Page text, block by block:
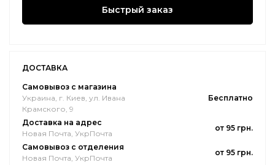
Быстрый заказ
ДОСТАВКА
Самовывоз с магазина
Украина, г. Киев, ул. Ивана
Крамского, 9
Бесплатно
Доставка на адрес
Новая Почта, УкрПочта
от 95 грн.
Самовывоз с отделения
Новая Почта, УкрПочта
от 95 грн.